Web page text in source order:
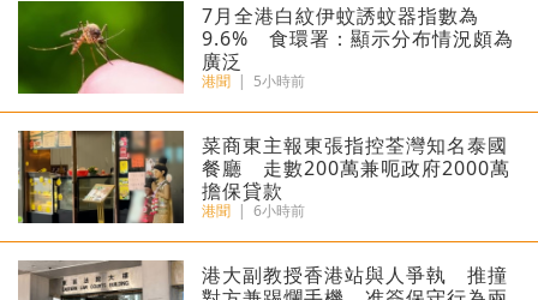
7月全港白紋伊蚊誘蚊器指數為
9.6% 食環署：顯示分布情況頗為
廣泛
港聞 | 5小時前
菜商東主報東張指控荃灣知名泰國
餐廳 走數200萬兼呃政府2000萬
擔保貸款
港聞 | 6小時前
港大副教授香港站與人爭執 推撞